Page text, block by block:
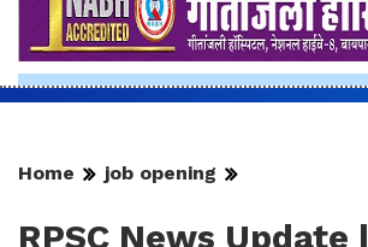
Home job opening
RPSC News Update |